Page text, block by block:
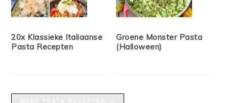
20x Klassieke Italiaanse
Pasta Recepten
Groene Monster Pasta
(Halloween)